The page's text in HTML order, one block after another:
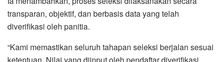
transparan, objektif, dan berbasis data yang telah
diverifikasi oleh panitia.
“Kami memastikan seluruh tahapan seleksi berjalan sesuai